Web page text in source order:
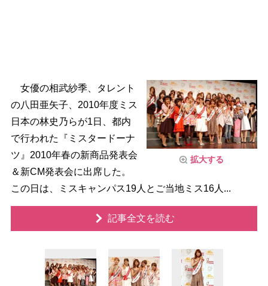
拡大する
女優の相武紗季、タレント
の八田亜矢子、2010年度ミス
日本の林史乃らが1日、都内
で行われた『ミスタードーナ
ツ』2010年春の新商品発表会
＆新CM発表会に出席した。
この日は、ミスキャンパス19人とご当地ミス16人...
記事全文を読む